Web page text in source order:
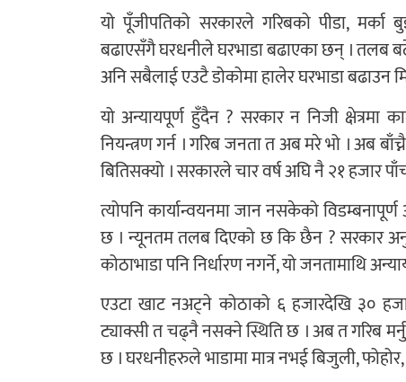
यो पूँजीपतिको सरकारले गरिबको पीडा,
बढाएसँगै घरधनीले घरभाडा बढाएका छन् । तलब
अनि सबैलाई एउटै डोकोमा हालेर घरभाडा बढाउन
यो अन्यायपूर्ण हुँदैन ? सरकार न निजी
नियन्त्रण गर्न । गरिब जनता त अब मरे भो । अब
बितिसक्यो । सरकारले चार वर्ष अघि नै २१ हजार
त्योपनि कार्यान्वयनमा जान नसकेको
छ । न्यूनतम तलब दिएको छ कि छैन ? सरकार
कोठाभाडा पनि निर्धारण नगर्ने, यो जनतामाथि
एउटा खाट नअट्ने कोठाको ६ हजारदेखि ३०
ट्याक्सी त चढ्नै नसक्ने स्थिति छ । अब त गरिब
छ । घरधनीहरुले भाडामा मात्र नभई बिजुली,